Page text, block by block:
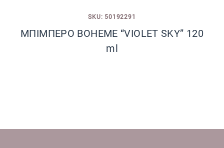
SKU: 50192291
ΜΠΙΜΠΕΡΟ BOHEME “VIOLET SKY” 120
ml